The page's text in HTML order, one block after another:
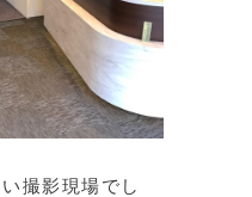
撮影現場でし